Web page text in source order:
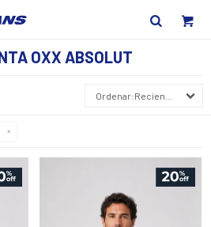
OXX ABSOLUT
Recientes